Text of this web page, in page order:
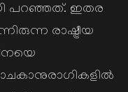
പറഞ്ഞത്. ഇതര
രാഷ്ട്രീയ